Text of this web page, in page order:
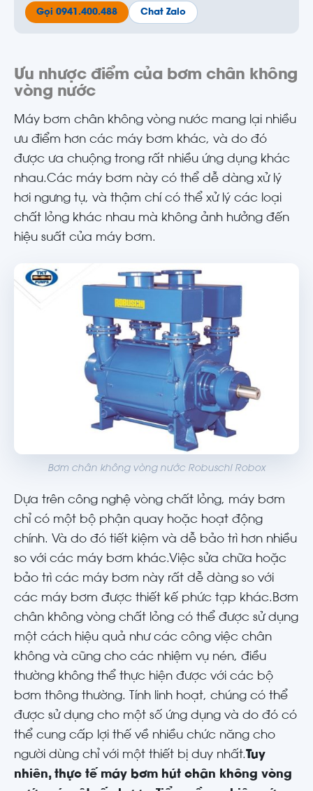
Gọi 0941.400.488 Chat Zalo
Ưu nhược điểm của bơm chân không
vòng nước
Máy bơm chân không vòng nước mang lại nhiều
ưu điểm hơn các máy bơm khác, và do đó
được ưa chuộng trong rất nhiều ứng dụng khác
nhau.Các máy bơm này có thể dễ dàng xử lý
hơi ngưng tụ, và thậm chí có thể xử lý các loại
chất lỏng khác nhau mà không ảnh hưởng đến
hiệu suất của máy bơm.
Bơm chân không vòng nước Robuschi Robox
Dựa trên công nghệ vòng chất lỏng, máy bơm
chỉ có một bộ phận quay hoặc hoạt động
chính. Và do đó tiết kiệm và dễ bảo trì hơn nhiều
so với các máy bơm khác.Việc sửa chữa hoặc
bảo trì các máy bơm này rất dễ dàng so với
các máy bơm được thiết kế phức tạp khác.Bơm
chân không vòng chất lỏng có thể được sử dụng
một cách hiệu quả như các công việc chân
không và cũng cho các nhiệm vụ nén, điều
thường không thể thực hiện được với các bộ
bơm thông thường. Tính linh hoạt, chúng có thể
được sử dụng cho một số ứng dụng và do đó có
thể cung cấp lợi thế về nhiều chức năng cho
người dùng chỉ với một thiết bị duy nhất. Tuy
nhiên, thực tế máy bơm hút chân không vòng